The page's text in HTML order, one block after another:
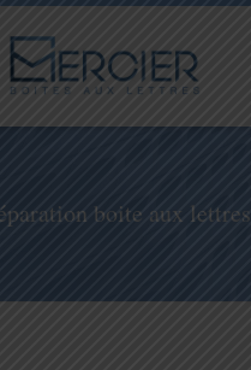
boite aux lettres